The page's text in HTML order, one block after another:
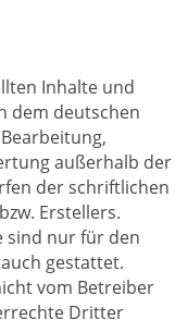
Inhalte und
dem deutschen
außerhalb der
der schriftlichen
Erstellers.
sind nur für den
gestattet.
vom Betreiber
Dritter